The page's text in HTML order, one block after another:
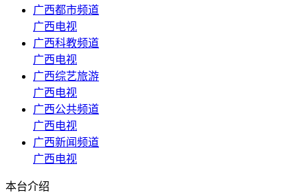
广西都市频道
广西电视
广西科教频道
广西电视
广西综艺旅游
广西电视
广西公共频道
广西电视
广西新闻频道
广西电视
本台介绍